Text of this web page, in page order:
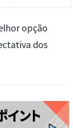
opção
dos